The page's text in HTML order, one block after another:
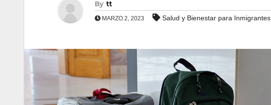
By tt
MARZO 2, 2023 Salud y Bienestar para Inmigrantes